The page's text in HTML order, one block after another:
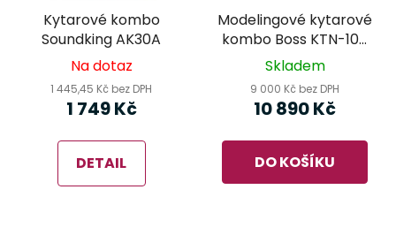
Kytarové kombo
Soundking AK30A
Na dotaz
1 445,45 Kč bez DPH
1 749 Kč
DETAIL
Modelingové kytarové
kombo Boss KTN-100
MKII
Skladem
9 000 Kč bez DPH
10 890 Kč
DO KOŠÍKU